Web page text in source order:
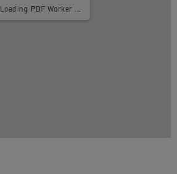
Loading PDF Worker ...